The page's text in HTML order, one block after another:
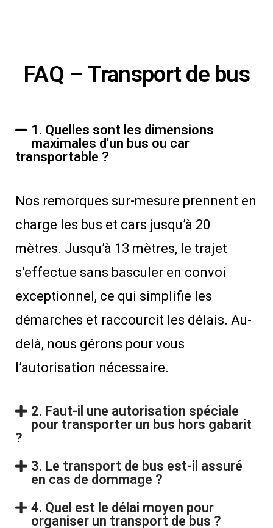
FAQ – Transport de bus
1. Quelles sont les dimensions
maximales d'un bus ou car
transportable ?
Nos remorques sur-mesure prennent en
charge les bus et cars jusqu’à 20
mètres. Jusqu’à 13 mètres, le trajet
s’effectue sans basculer en convoi
exceptionnel, ce qui simplifie les
démarches et raccourcit les délais. Au-
delà, nous gérons pour vous
l’autorisation nécessaire.
2. Faut-il une autorisation spéciale
pour transporter un bus hors gabarit
?
3. Le transport de bus est-il assuré
en cas de dommage ?
4. Quel est le délai moyen pour
organiser un transport de bus ?